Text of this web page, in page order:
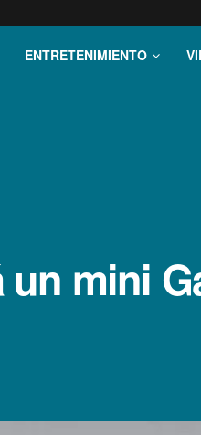
ENTRETENIMIENTO
mini